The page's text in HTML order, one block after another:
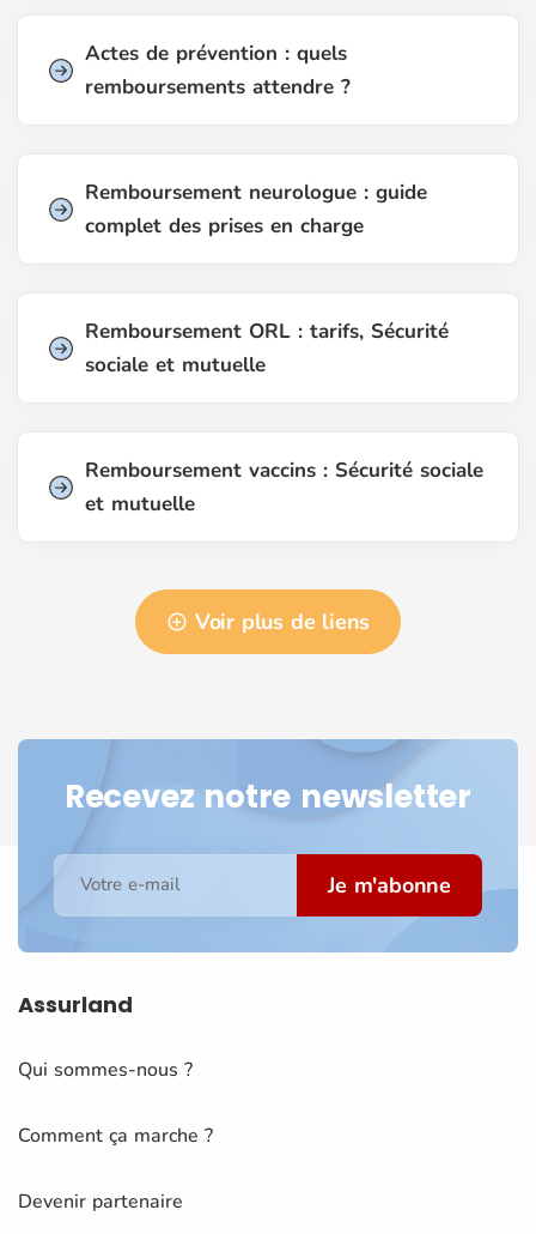
Actes de prévention : quels
remboursements attendre ?
Remboursement neurologue : guide
complet des prises en charge
Remboursement ORL : tarifs, Sécurité
sociale et mutuelle
Remboursement vaccins : Sécurité sociale
et mutuelle
Voir plus de liens
Recevez notre newsletter
Votre e-mail Je m'abonne
Assurland
Qui sommes-nous ?
Comment ça marche ?
Devenir partenaire